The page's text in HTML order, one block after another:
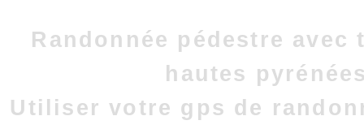
Randonnée pédestre avec
hautes
Utiliser votre gps de